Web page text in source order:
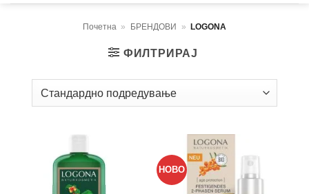
Почетна » БРЕНДОВИ » LOGONA
ФИЛТРИРАЈ
НОВО